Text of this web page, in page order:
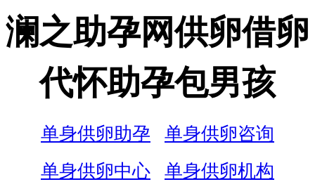
澜之助孕网供卵借卵
代怀助孕包男孩
单身供卵助孕
单身供卵咨询
单身供卵中心
单身供卵机构